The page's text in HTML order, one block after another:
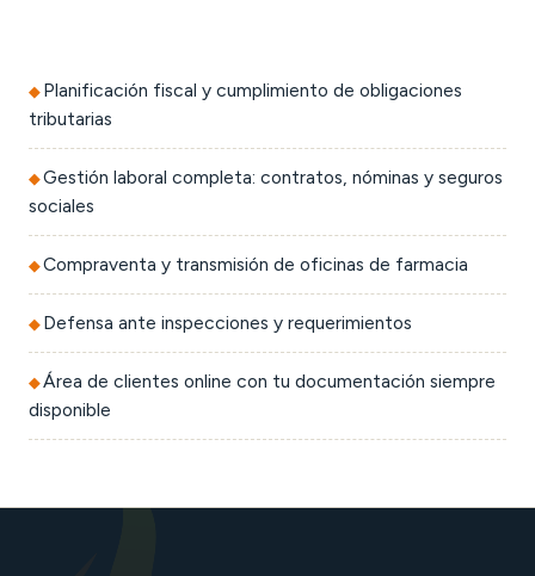
Planificación fiscal y cumplimiento de obligaciones
tributarias
Gestión laboral completa: contratos, nóminas y seguros
sociales
Compraventa y transmisión de oficinas de farmacia
Defensa ante inspecciones y requerimientos
Área de clientes online con tu documentación siempre
disponible